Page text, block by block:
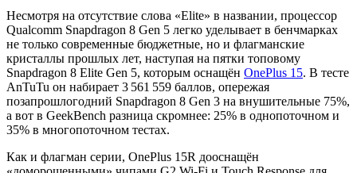
Несмотря на отсутствие слова «Elite» в названии, процессор
Qualcomm Snapdragon 8 Gen 5 легко уделывает в бенчмарках
не только современные бюджетные, но и флагманские
кристаллы прошлых лет, наступая на пятки топовому
Snapdragon 8 Elite Gen 5, которым оснащён OnePlus 15. В тесте
AnTuTu он набирает 3 561 559 баллов, опережая
позапрошлогодний Snapdragon 8 Gen 3 на внушительные 75%,
а вот в GeekBench разница скромнее: 25% в однопоточном и
35% в многопоточном тестах.
Как и флагман серии, OnePlus 15R дооснащён